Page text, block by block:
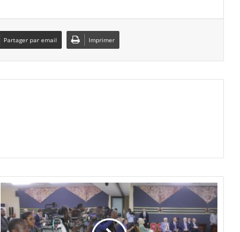
Partager par email Imprimer
L
e
p
a